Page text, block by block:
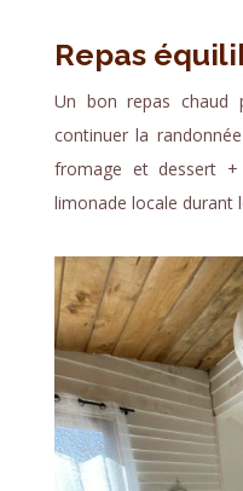
Repas
Un bon repas chaud
continuer la
fromage et dessert
limonade locale durant